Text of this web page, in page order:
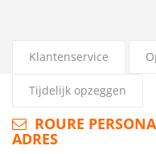
Klantenservice
Tijdelijk opzeggen
ROURE
ADRES